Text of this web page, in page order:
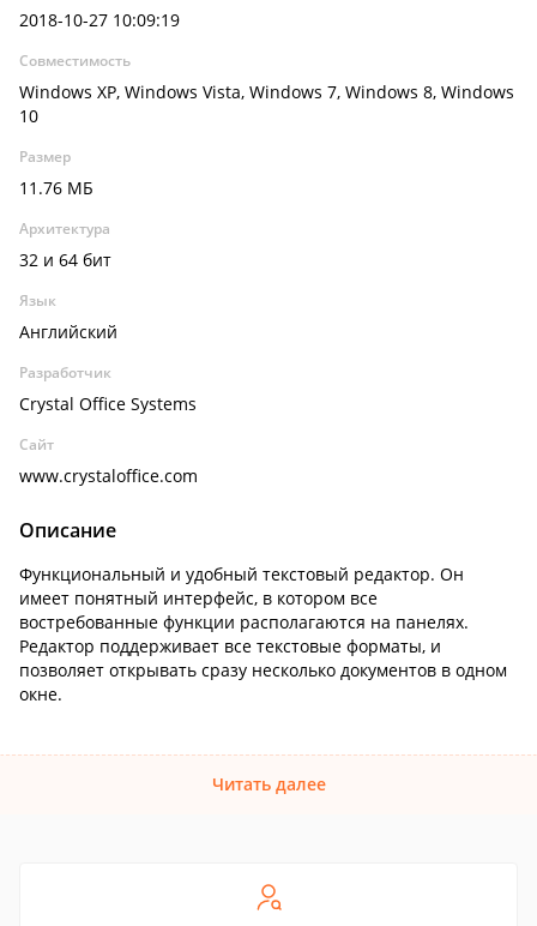
2018-10-27 10:09:19
Совместимость
Windows XP, Windows Vista, Windows 7, Windows 8, Windows
10
Размер
11.76 МБ
Архитектура
32 и 64 бит
Язык
Английский
Разработчик
Crystal Office Systems
Сайт
www.crystaloffice.com
Описание
Функциональный и удобный текстовый редактор. Он
имеет понятный интерфейс, в котором все
востребованные функции располагаются на панелях.
Редактор поддерживает все текстовые форматы, и
позволяет открывать сразу несколько документов в одном
окне.
Читать далее